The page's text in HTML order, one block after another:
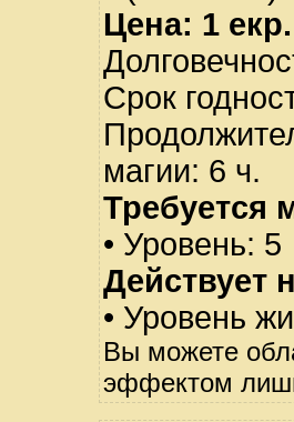
Цена: 1 екр.
Срок
магии: 6 ч.
Требуется
• Уровень: 5
Действует
• Уровень
Вы можете
эффектом